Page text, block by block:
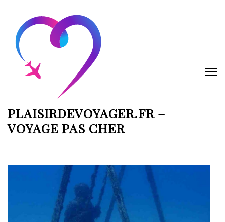
contenu
(Pressez
Entrée)
PLAISIRDEVOYAGER.FR –
VOYAGE PAS CHER